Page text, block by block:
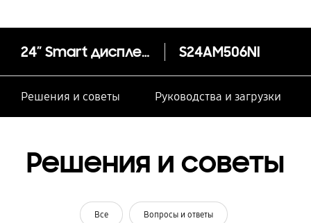
24″ Smart дисплей М5 M50A FHD S24AM506NI
Решения и советы Руководства и загрузки
Решения и советы
Все Вопросы и ответы